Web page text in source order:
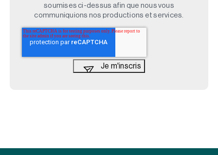
soumises ci-dessus afin que nous vous
communiquions nos productions et services.